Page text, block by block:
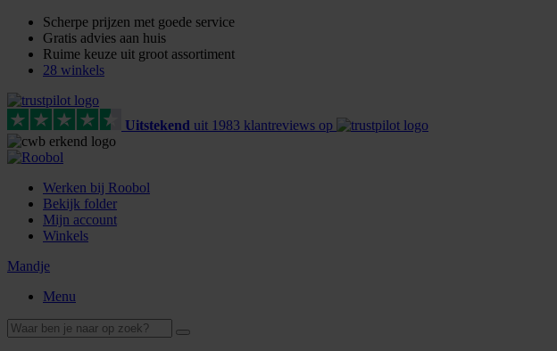
Scherpe prijzen met goede service
Gratis advies aan huis
Ruime keuze uit groot assortiment
28 winkels
Uitstekend uit 1983 klantreviews op
Werken bij Roobol
Bekijk folder
Mijn account
Winkels
Mandje
Menu